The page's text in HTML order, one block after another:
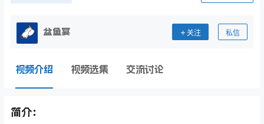
盆鱼宴 关注 私信
视频介绍 视频选集 交流讨论
简介：